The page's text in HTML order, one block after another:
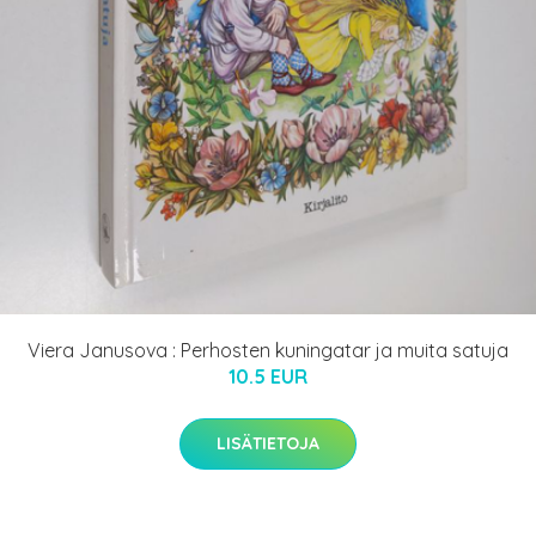
Viera Janusova : Perhosten kuningatar ja muita satuja
10.5 EUR
LISÄTIETOJA